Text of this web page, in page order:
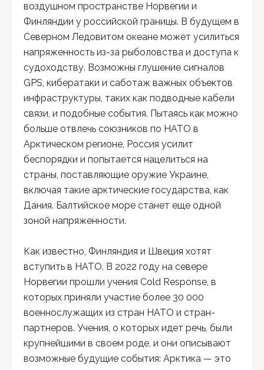
воздушном пространстве Норвегии и
Финляндии у российской границы. В будущем в
Северном Ледовитом океане может усилиться
напряженность из-за рыболовства и доступа к
судоходству. Возможны глушение сигналов
GPS, кибератаки и саботаж важных объектов
инфраструктуры, таких как подводные кабели
связи, и подобные события. Пытаясь как можно
больше отвлечь союзников по НАТО в
Арктическом регионе, Россия усилит
беспорядки и попытается нацелиться на
страны, поставляющие оружие Украине,
включая такие арктические государства, как
Дания. Балтийское море станет еще одной
зоной напряженности.
Как известно, Финляндия и Швеция хотят
вступить в НАТО. В 2022 году на севере
Норвегии прошли учения Cold Response, в
которых приняли участие более 30 000
военнослужащих из стран НАТО и стран-
партнеров. Учения, о которых идет речь, были
крупнейшими в своем роде, и они описывают
возможные будущие события: Арктика — это